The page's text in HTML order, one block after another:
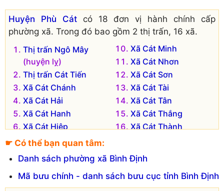
Huyện Phù Cát có 18 đơn vị hành chính cấp
phường xã. Trong đó bao gồm 2 thị trấn, 16 xã.
Thị trấn Ngô Mây
(huyện lỵ)
Thị trấn Cát Tiến
Xã Cát Chánh
Xã Cát Hải
Xã Cát Hanh
Xã Cát Hiệp
Xã Cát Hưng
Xã Cát Khánh
Xã Cát Lâm
Xã Cát Minh
Xã Cát Nhơn
Xã Cát Sơn
Xã Cát Tài
Xã Cát Tân
Xã Cát Thắng
Xã Cát Thành
Xã Cát Tường
☛ Có thể bạn quan tâm:
Danh sách phường xã Bình Định
Mã bưu chính - danh sách bưu cục tỉnh Bình Định